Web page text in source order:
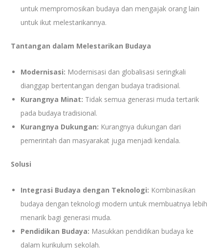
untuk mempromosikan budaya dan mengajak orang lain
untuk ikut melestarikannya.
Tantangan dalam Melestarikan Budaya
Modernisasi: Modernisasi dan globalisasi seringkali
dianggap bertentangan dengan budaya tradisional.
Kurangnya Minat: Tidak semua generasi muda tertarik
pada budaya tradisional.
Kurangnya Dukungan: Kurangnya dukungan dari
pemerintah dan masyarakat juga menjadi kendala.
Solusi
Integrasi Budaya dengan Teknologi: Kombinasikan
budaya dengan teknologi modern untuk membuatnya lebih
menarik bagi generasi muda.
Pendidikan Budaya: Masukkan pendidikan budaya ke
dalam kurikulum sekolah.